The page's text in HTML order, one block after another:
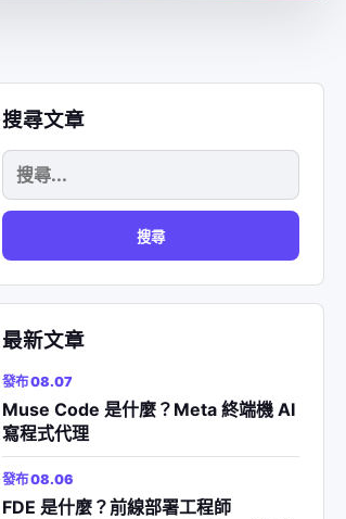
搜尋文章
尋
關
鍵
字:
最新文章
發布 08.07
Muse Code 是什麼？Meta 終端機 AI
寫程式代理
發布 08.06
FDE 是什麼？前線部署工程師